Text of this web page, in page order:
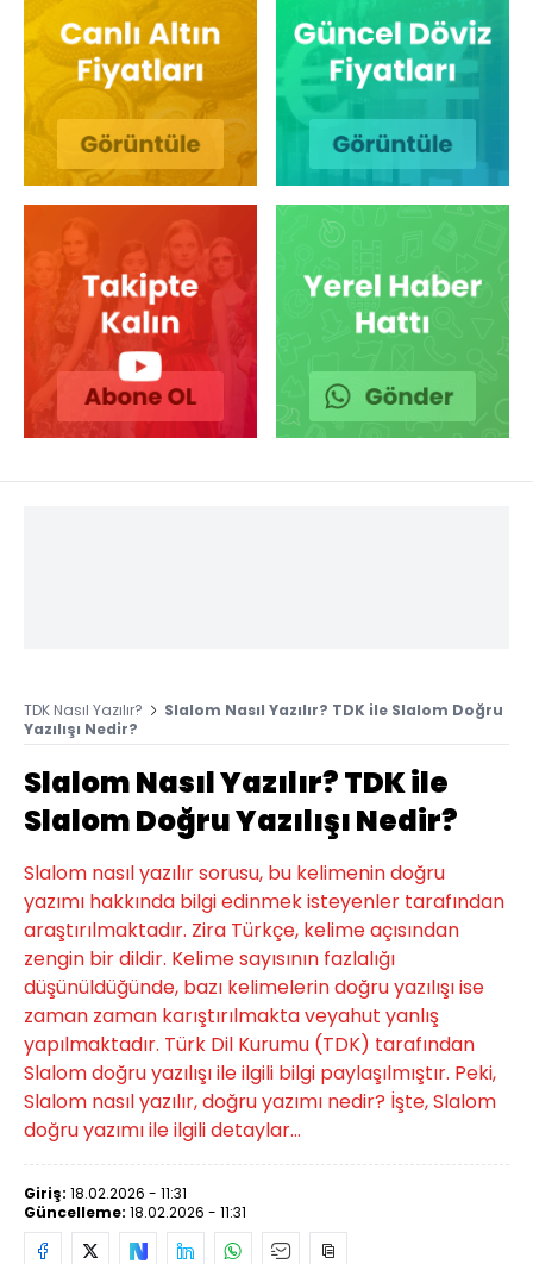
TDK Nasıl Yazılır?
Slalom Nasıl Yazılır? TDK ile Slalom Doğru
Yazılışı Nedir?
Slalom Nasıl Yazılır? TDK ile
Slalom Doğru Yazılışı Nedir?
Slalom nasıl yazılır sorusu, bu kelimenin doğru
yazımı hakkında bilgi edinmek isteyenler tarafından
araştırılmaktadır. Zira Türkçe, kelime açısından
zengin bir dildir. Kelime sayısının fazlalığı
düşünüldüğünde, bazı kelimelerin doğru yazılışı ise
zaman zaman karıştırılmakta veyahut yanlış
yapılmaktadır. Türk Dil Kurumu (TDK) tarafından
Slalom doğru yazılışı ile ilgili bilgi paylaşılmıştır. Peki,
Slalom nasıl yazılır, doğru yazımı nedir? İşte, Slalom
doğru yazımı ile ilgili detaylar...
Giriş: 18.02.2026 - 11:31
Güncelleme: 18.02.2026 - 11:31